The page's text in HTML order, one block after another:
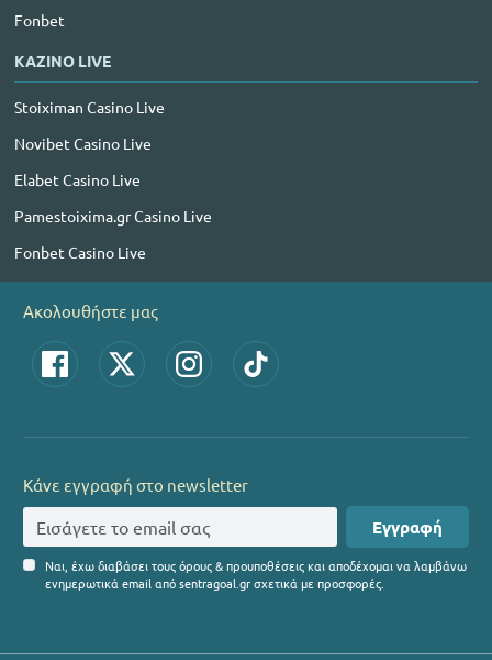
Fonbet
ΚΑΖΙΝΟ LIVE
Stoiximan Casino Live
Novibet Casino Live
Elabet Casino Live
Pamestoixima.gr Casino Live
Fonbet Casino Live
Ακολουθήστε μας
Κάνε εγγραφή στο newsletter
Εγγραφή
Ναι, έχω διαβάσει τους όρους & προυποθέσεις και αποδέχομαι να λαμβάνω
ενημερωτικά email από sentragoal.gr σχετικά με προσφορές.